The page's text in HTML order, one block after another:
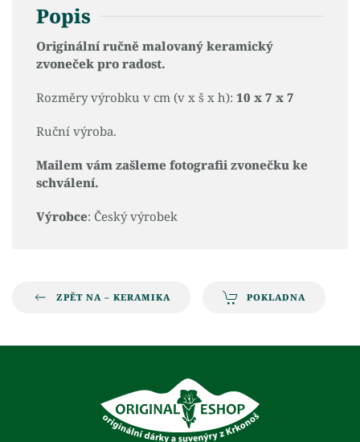
Popis
Originální ručně malovaný keramický
zvoneček pro radost.
Rozměry výrobku v cm (v x š x h): 10 x 7 x 7
Ruční výroba.
Mailem vám zašleme fotografii zvonečku ke
schválení.
Výrobce: Český výrobek
ZPĚT NA – KERAMIKA POKLADNA